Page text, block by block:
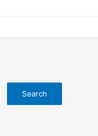
Search